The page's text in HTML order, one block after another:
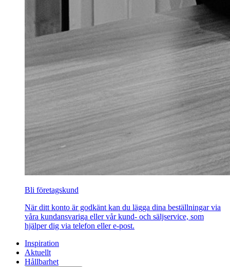
Bli företagskund
När ditt konto är godkänt kan du lägga dina beställningar via
våra kundansvariga eller vår kund- och säljservice, som
hjälper dig via telefon eller e-post.
Inspiration
Aktuellt
Hållbarhet